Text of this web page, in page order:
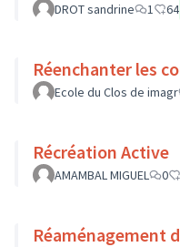
DROT sandrine 1 64
Réenchanter les
Ecole du Clos de imagr
Récréation Active
AMAMBAL MIGUEL 0
Réaménagement